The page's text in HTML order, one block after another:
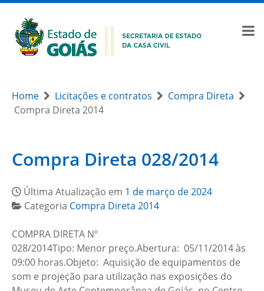
Home Licitações e contratos
Compra Direta
Compra Direta 2014
Compra Direta 028/2014
Última Atualização em 1 de março de 2024
Categoria Compra Direta 2014
COMPRA DIRETA Nº
028/2014Tipo: Menor preço.Abertura: 05/11/2014 às
09:00 horas.Objeto: Aquisição de equipamentos de
som e projeção para utilização nas exposições do